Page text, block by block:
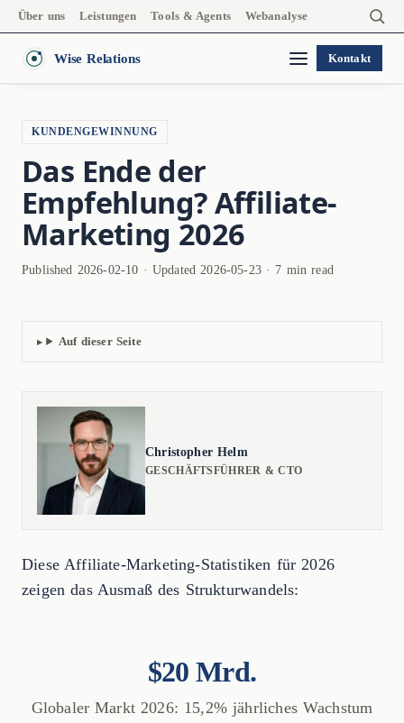
Über uns Leistungen Tools & Agents Webanalyse
Wise Relations Kontakt
KUNDENGEWINNUNG
Das Ende der
Empfehlung? Affiliate-
Marketing 2026
Published 2026-02-10 · Updated 2026-05-23 · 7 min read
Auf dieser Seite
Christopher Helm
GESCHÄFTSFÜHRER & CTO
Diese Affiliate-Marketing-Statistiken für 2026
zeigen das Ausmaß des Strukturwandels:
$20 Mrd.
Globaler Markt 2026: 15,2% jährliches Wachstum